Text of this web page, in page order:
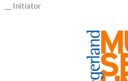
__ Initiator